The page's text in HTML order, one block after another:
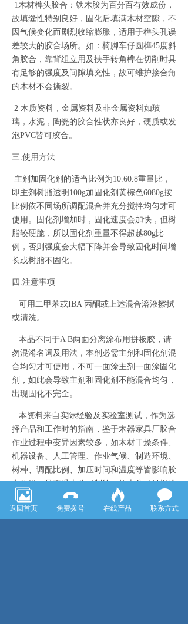
1木材榫头胶合：铁木胶为百分百有效成份，
故填缝性特别良好，固化后填满木材空隙，不
因气候变化而剧烈收缩膨胀，适用于榫头孔误
差较大的胶合场所。如：椅脚车仔圆榫45度斜
角胶合，靠背组立用及扶手转角榫在切削时具
有足够的强度及间隙填充性，故可维护接合角
的木材不会撕裂。
2 木质资料，金属资料及非金属资料如玻
璃，水泥，陶瓷的胶合性状亦良好，硬质或发
泡PVC皆可胶合。
三.使用方法
主剂加固化剂的适当比例为10.60.8重量比，
即主剂树脂透明100g加固化剂黄棕色6080g按
比例依不同场所调配混合并充分搅拌均匀才可
使用。固化剂增加时，固化速度会加快，但树
脂较硬脆，所以固化剂重量不得超越80g比
例，否则强度会大幅下降并会导致固化时间增
长或树脂不固化。
四.注意事项
可用二甲苯或IBA 丙酮或上述混合溶液擦拭
或清洗。
本品不同于A B两面分离涂布用拼板胶，请
勿混淆名词及用法，本剂必需主剂和固化剂混
合均匀才可使用，不可一面涂主剂一面涂固化
剂，如此会导致主剂和固化剂不能混合均匀，
出现固化不完全。
本资料来自实际经验及实验室测试，作为选
择产品和工作时的指南，鉴于木器家具厂胶合
作业过程中变异因素较多，如木材干燥条件、
机器设备、人工管理、作业气候、制造环境、
树种、调配比例、加压时间和温度等皆影响胶
合效果，且不受本公司制约，故本公司只提供
售后服务与客户满意的粘胶剂，请试验后再选
用。
返回首页 免费拨号 在线产品 联系方式